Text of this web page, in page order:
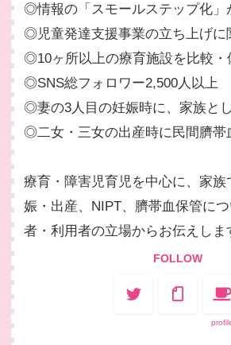
◎情報の「スモールステップ化」
◎児童発達支援事業の立ち上げに
◎10ヶ所以上の療育施設を比較・
◎SNS総フォロワー2,500人以上
◎妻の3人目の妊娠時に、家族と
◎二女・三女の出産時に民間臍帯
療育・障害児育児を中心に、家族
娠・出産、NIPT、臍帯血保管に
者・利用者の立場からお伝えしま
FOLLOW